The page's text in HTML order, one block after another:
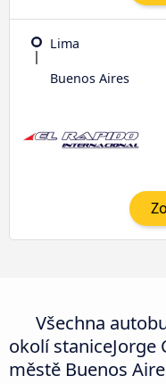
Lima
Buenos Aires
Všechna
okolí staniceJorge
městě Buenos